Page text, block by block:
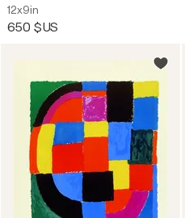
12x9in
650 $US